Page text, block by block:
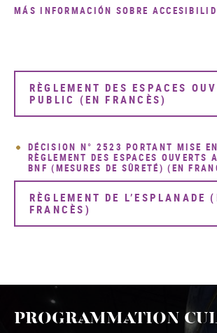
MÁS INFORMACIÓN SOBRE
RÈGLEMENT DES ESPACES
PUBLIC (EN FRANCÈS)
DÉCISION N° 2523 PORTANT MISE
RÈGLEMENT DES ESPACES OUVERTS
BNF (MESURES DE SÛRETÉ) (EN
RÈGLEMENT DE L’ESPLANADE
FRANCÈS)
PROGRAMMATION